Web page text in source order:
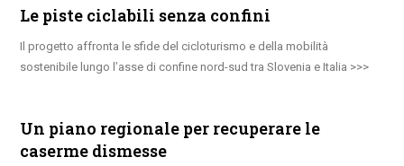
Le piste ciclabili senza confini
Il progetto affronta le sfide del cicloturismo e della mobilità
sostenibile lungo l’asse di confine nord-sud tra Slovenia e Italia
Un piano regionale per recuperare le
caserme dismesse